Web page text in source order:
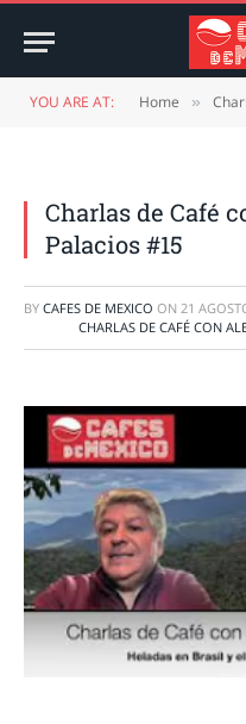
YOU ARE AT: Home »
Charlas de Café
Palacios #15
BY CAFES DE MEXICO ON 21
CHARLAS DE CAFÉ CON